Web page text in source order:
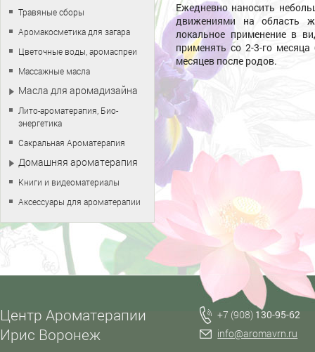
Ежедневно наносить
движениями на область
локальное применение в
применять со 2-3-го
месяцев после родов.
Травяные сборы
Аромакосметика для загара
Цветочные воды, аромаспреи
Массажные масла
Масла для аромадизайна
Лито-ароматерапия, Био-
энергетика
Сакральная Ароматерапия
Домашняя ароматерапия
Книги и видеоматериалы
Аксессуары для ароматерапии
Центр Ароматерапии
Ирис Воронеж
+7 (908) 130-95-62
info@aromavrn.ru